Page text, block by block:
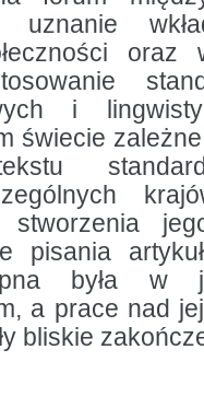
oraz
i
świecie
tekstu
pisania
była w
a prace nad
bliskie